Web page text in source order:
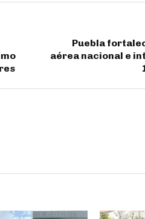
Puebla
aérea nacional e